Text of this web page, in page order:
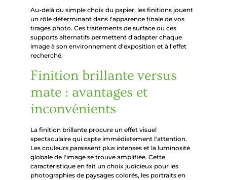
Au-delà du simple choix du papier, les finitions jouent
un rôle déterminant dans l'apparence finale de vos
tirages photo. Ces traitements de surface ou ces
supports alternatifs permettent d'adapter chaque
image à son environnement d'exposition et à l'effet
recherché.
Finition brillante versus
mate : avantages et
inconvénients
La finition brillante procure un effet visuel
spectaculaire qui capte immédiatement l'attention.
Les couleurs paraissent plus intenses et la luminosité
globale de l'image se trouve amplifiée. Cette
caractéristique en fait un choix judicieux pour les
photographies de paysages colorés, les portraits en